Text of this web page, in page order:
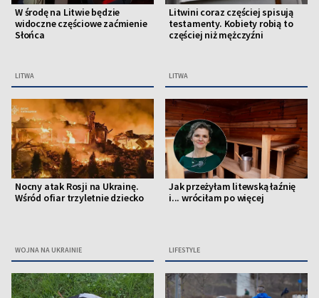
W środę na Litwie będzie
widoczne częściowe zaćmienie
Słońca
LITWA
Litwini coraz częściej spisują
testamenty. Kobiety robią to
częściej niż mężczyźni
LITWA
Nocny atak Rosji na Ukrainę.
Wśród ofiar trzyletnie dziecko
WOJNA NA UKRAINIE
Jak przeżyłam litewską łaźnię
i... wróciłam po więcej
LIFESTYLE